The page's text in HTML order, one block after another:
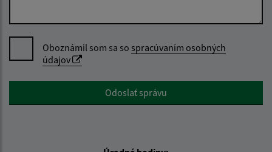
Oboznámil som sa so spracúvaním osobných
údajov
Google reCaptcha ResponseOdoslať správu